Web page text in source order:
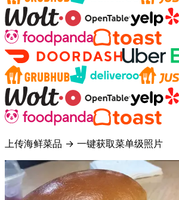
上传海鲜菜品 → 一键获取菜单级照片